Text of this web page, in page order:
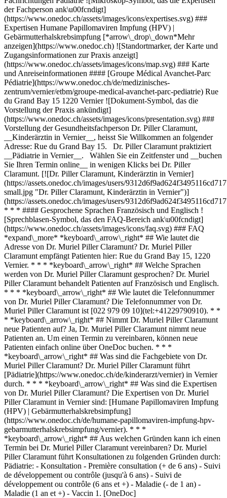
der Fachperson ank\u00fcndigt]
(https://www.onedoc.ch/assets/images/icons/expertises.svg) ###
Expertisen Humane Papillomaviren Impfung (HPV) |
Gebärmutterhalskrebsimpfung [*arrow\_drop\_down*Mehr
anzeigen](https://www.onedoc.ch) ![Standortmarker, der Karte und
Zugangsinformationen zur Praxis anzeigt]
(https://www.onedoc.ch/assets/images/icons/map.svg) ### Karte
und Anreiseinformationen #### [Groupe Médical Avanchet-Parc
Pédiatrie](https://www.onedoc.ch/de/medizinisches-
zentrum/vernier/etbm/groupe-medical-avanchet-parc-pediatrie) Rue
du Grand Bay 15 1220 Vernier ![Dokument-Symbol, das die
Vorstellung der Praxis ankündigt]
(https://www.onedoc.ch/assets/images/icons/presentation.svg) ###
Vorstellung der Gesundheitsfachperson Dr. Piller Claramunt,
__Kinderärztin in Vernier__, heisst Sie Willkommen an folgender
Adresse: Rue du Grand Bay 15. Dr. Piller Claramunt praktiziert
__Pädiatrie in Vernier__. Wählen Sie ein Zeitfenster und __buchen
Sie Ihren Termin online__ in wenigen Klicks bei Dr. Piller
Claramunt. [![Dr. Piller Claramunt, Kinderärztin in Vernier]
(https://assets.onedoc.ch/images/users/
small.jpg "Dr. Piller Claramunt, Kinderärztin in Vernier")]
(https://assets.onedoc.ch/images/users/
* * * #### Gesprochene Sprachen Französisch und Englisch !
[Sprechblasen-Symbol, das den FAQ-Bereich ank\u00fcndigt]
(https://www.onedoc.ch/assets/images/icons/faq.svg) ### FAQ
*expand\_more* *keyboard\_arrow\_right* ## Wie lautet die
Adresse von Dr. Muriel Piller Claramunt? Dr. Muriel Piller
Claramunt empfängt Patienten hier: Rue du Grand Bay 15, 1220
Vernier. * * * *keyboard\_arrow\_right* ## Welche Sprachen
werden von Dr. Muriel Piller Claramunt gesprochen? Dr. Muriel
Piller Claramunt behandelt Patienten auf Französisch und Englisch.
* * * *keyboard\_arrow\_right* ## Wie lautet die Telefonnummer
von Dr. Muriel Piller Claramunt? Die Telefonnummer von Dr.
Muriel Piller Claramunt ist [022 979 09 10](tel:+41229790910). * *
* *keyboard\_arrow\_right* ## Nimmt Dr. Muriel Piller Claramunt
neue Patienten auf? Ja, Dr. Muriel Piller Claramunt nimmt neue
Patienten an. Um einen Termin zu vereinbaren, können neue
Patienten einfach online über OneDoc buchen. * * *
*keyboard\_arrow\_right* ## Was sind die Fachgebiete von Dr.
Muriel Piller Claramunt? Dr. Muriel Piller Claramunt führt
[Pädiatrie](https://www.onedoc.ch/de/kinderarzt/vernier) in Vernier
durch. * * * *keyboard\_arrow\_right* ## Was sind die Expertisen
von Dr. Muriel Piller Claramunt? Die Expertisen von Dr. Muriel
Piller Claramunt in Vernier sind: [Humane Papillomaviren Impfung
(HPV) | Gebärmutterhalskrebsimpfung]
(https://www.onedoc.ch/de/humane-papillomaviren-impfung-hpv-
gebarmutterhalskrebsimpfung/vernier). * * *
*keyboard\_arrow\_right* ## Aus welchen Gründen kann ich einen
Termin bei Dr. Muriel Piller Claramunt vereinbaren? Dr. Muriel
Piller Claramunt führt Konsultationen zu folgenden Gründen durch:
Pädiatrie: - Konsultation - Première consultation (+ de 6 ans) - Suivi
de développement ou contrôle (jusqu'à 6 ans) - Suivi de
développement ou contrôle (6 ans et +) - Maladie (- de 1 an) -
Maladie (1 an et +) - Vaccin 1. [OneDoc](https://www.onedoc.ch/de/)/ 2. [Kinderarzt](https://www.onedoc.ch/de/kinderarzt)/ 3. [Kanton Genf](https://www.onedoc.ch/de/kinderarzt/kanton-genf)/ 4. [Vernier](https://www.onedoc.ch/de/kinderarzt/vernier)/ 5. Dr. Muriel Piller Claramunt ### Termin buchen bei Dr. Muriel Piller Claramunt Füllen Sie die folgenden Felder aus 1 Ihr Patient:innenstatus Ich bin Neupatient:in bei Dr. Piller Claramunt Ich bin bereits als Patient:in erfasst bei Dr. Piller Claramunt * * * *touch\_app* Wählen Sie einen Termin *chevron\_left* Do. 06 Aug. *chevron\_right* Mehr Termine anzeigen Zeitfenster Termin buchen ### Laden Sie die OneDoc-App herunter Buchen Sie online einen Termin bei einem Arzt, Zahnarzt oder Therapeuten in Ihrer Nähe in der Schweiz. Mit der OneDoc-App können Sie alle Ihre medizinischen Termine von Ihrem Handy aus verwalten, jederzeit und überall. ![QR-Code, der zum Apple App Store oder Google Play leitet, um die OneDoc Patienten-App zu laden](https://www.onedoc.ch/assets/images/download-app-qr.jpeg) Scannen Sie den QR-Code, um die App herunterzuladen [![Laden Sie unsere App im App Store herunter!](https://www.onedoc.ch/assets/images/app-store-badge-de.svg)](https://apps.apple.com/ch/app/onedoc/id1592376413?l=fr)[![Laden Sie unsere App im Google Play Store herunter!](https://www.onedoc.ch/assets/images/google-play-badge-de.png)](https://play.google.com/store/apps/details?id=ch.onedoc.patient&hl=fr-CH) *keyboard\_arrow\_right* ## Verwandte Fachgebiete [Kinderarzt in Genf](https://www.onedoc.ch/de/kinderarzt/genf)[Kinderarzt in Carouge](https://www.onedoc.ch/de/kinderarzt/carouge)[Kinderarzt in Nyon](https://www.onedoc.ch/de/kinderarzt/nyon)[Kinderarzt in Gland](https://www.onedoc.ch/de/kinderarzt/gland)[Kinderarzt in Meyrin](https://www.onedoc.ch/de/kinderarzt/meyrin)[Kinderarzt in Lancy](https://www.onedoc.ch/de/kinderarzt/lancy)[Kinderarzt in Morges](https://www.onedoc.ch/de/kinderarzt/morges)[Kinderarzt in Onex](https://www.onedoc.ch/de/kinderarzt/onex)[Kinderarzt in Chêne-Bourg](https://www.onedoc.ch/de/kinderarzt/chene-bourg)[Kinderarzt in Versoix](https://www.onedoc.ch/de/kinderarzt/versoix)[Kinderarzt in Cologny](https://www.onedoc.ch/de/kinderarzt/cologny)[Kinderarzt in Chêne-Bougeries](https://www.onedoc.ch/de/kinderarzt/chene-bougeries)[Kinderarzt in Petit-Lancy](https://www.onedoc.ch/de/kinderarzt/petit-lancy)[Kinderarzt in Chavannes-près-Renens](https://www.onedoc.ch/de/kinderarzt/chavannes-pres-renens)[Kinderarzt in Plan-les-Ouates](https://www.onedoc.ch/de/kinderarzt/plan-les-ouates)[Kinderarzt in Meinier](https://www.onedoc.ch/de/kinderarzt/meinier)[Kinderarzt in Le Grand-Saconnex](https://www.onedoc.ch/de/kinderarzt/le-grand-saconnex)[Kinderarzt in Rolle](https://www.onedoc.ch/de/kinderarzt/rolle)[Kinderarzt in Cointrin](https://www.onedoc.ch/de/kinderarzt/cointrin)[Kinderarzt in Thônex](https://www.onedoc.ch/de/kinderarzt/thonex)[Kinderarzt in Vernier](https://www.onedoc.ch/de/kinderarzt/vernier) *keyboard\_arrow\_right* ## Verwandte Expertisen [Humane Papillomaviren Impfung (HPV) | Gebärmutterhalskrebsimpfung in Genf](https://www.onedoc.ch/de/humane-papillomaviren-impfung-hpv-gebarmutterhalskrebsimpfung/genf)[Humane Papillomaviren Impfung (HPV) | Gebärmutterhalskrebsimpfung in Carouge](https://www.onedoc.ch/de/humane-papillomaviren-impfung-hpv-gebarmutterhalskrebsimpfung/carouge)[Humane Papillomaviren Impfung (HPV) | Gebärmutterhalskrebsimpfung in Vernier](https://www.onedoc.ch/de/humane-papillomaviren-impfung-hpv-gebarmutterhalskrebsimpfung/vernier)[Humane Papillomaviren Impfung (HPV) | Gebärmutterhalskrebsimpfung in Chêne-Bourg](https://www.onedoc.ch/de/humane-papillomaviren-impfung-hpv-gebarmutterhalskrebsimpfung/chene-bourg)[Humane Papillomaviren Impfung (HPV) | Gebärmutterhalskrebsimpfung in Onex](https://www.onedoc.ch/de/humane-papillomaviren-impfung-hpv-gebarmutterhalskrebsimpfung/onex)[Humane Papillomaviren Impfung (HPV) | Gebärmutterhalskrebsimpfung in Gland](https://www.onedoc.ch/de/humane-papillomaviren-impfung-hpv-gebarmutterhalskrebsimpfung/gland)[Humane Papillomaviren Impfung (HPV) | Gebärmutterhalskrebsimpfung in Petit-Lancy](https://www.onedoc.ch/de/humane-papillomaviren-impfung-hpv-gebarmutterhalskrebsimpfung/petit-lancy)[Humane Papillomaviren Impfung (HPV) | Gebärmutterhalskrebsimpfung in Thônex](https://www.onedoc.ch/de/humane-papillomaviren-impfung-hpv-gebarmutterhalskrebsimpfung/thonex)[Humane Papillomaviren Impfung (HPV) | Gebärmutterhalskrebsimpfung in Versoix](https://www.onedoc.ch/de/humane-papillomaviren-impfung-hpv-gebarmutterhalskrebsimpfung/versoix)[Humane Papillomaviren Impfung (HPV) | Gebärmutterhalskrebsimpfung in Vessy](https://www.onedoc.ch/de/humane-papillomaviren-impfung-hpv-gebarmutterhalskrebsimpfung/vessy)[Humane Papillomaviren Impfung (HPV) | Gebärmutterhalskrebsimpfung in Bernex](https://www.onedoc.ch/de/humane-papillomaviren-impfung-hpv-gebarmutterhalskrebsimpfung/bernex)[Humane Papillomaviren Impfung (HPV) | Gebärmutterhalskrebsimpfung in Rolle](https://www.onedoc.ch/de/humane-papillomaviren-impfung-hpv-gebarmutterhalskrebsimpfung/rolle)[Humane Papillomaviren Impfung (HPV) | Gebärmutterhalskrebsimpfung in Châtelaine](https://www.onedoc.ch/de/humane-papillomaviren-impfung-hpv-gebarmutterhalskrebsimpfung/chatelaine)[Humane Papillomaviren Impfung (HPV) | Gebärmutterhalskrebsimpfung in Chêne-Bougeries](https://www.onedoc.ch/de/humane-papillomaviren-impfung-hpv-gebarmutterhalskrebsimpfung/chene-bougeries)[Humane Papillomaviren Impfung (HPV) | Gebärmutterhalskrebsimpfung in Collonge-Bellerive](https://www.onedoc.ch/de/humane-papillomaviren-impfung-hpv-gebarmutterhalskrebsimpfung/collonge-bellerive)[Humane Papillomaviren Impfung (HPV) | Gebärmutterhalskrebsimpfung in Cologny](https://www.onedoc.ch/de/humane-papillomaviren-impfung-hpv-gebarmutterhalskrebsimpfung/cologny)[Humane Papillomaviren Impfung (HPV) | Gebärmutterhalskrebsimpfung in Lancy](https://www.onedoc.ch/de/humane-papillomaviren-impfung-hpv-gebarmutterhalskrebsimpfung/lancy)[Humane Papillomaviren Impfung (HPV) | Gebärmutterhalskrebsimpfung in Plan-les-Ouates](https://www.onedoc.ch/de/humane-papillomaviren-impfung-hpv-gebarmutterhalskrebsimpfung/plan-les-ouates) *keyboard\_arrow\_right* ## Beliebte Suchbegriffe [Physiotherapeut in Genf](https://www.onedoc.ch/de/physiotherapeut/genf)[Psychologe in Genf](https://www.onedoc.ch/de/psychologe/genf)[Hausarzt (Allgemeinmedizin) in Genf](https://www.onedoc.ch/de/hausarzt-allgemeinmedizin/genf)[Manuelle Lymphdrainage Therapeut in Genf](https://www.onedoc.ch/de/manuelle-lymphdrainage-therapeut/genf)[Masseur (klassische Massage) in Genf](https://www.onedoc.ch/de/masseur-klassische-massage/genf)[Facharzt für Allgemeine Innere Medizin in Genf](https://www.onedoc.ch/de/facharzt-fur-allgemeine-innere-medizin/genf)[Reflexologietherapeut in Genf](https://www.onedoc.ch/de/reflexologietherapeut/genf)[Zahnarzt in Genf](https://www.onedoc.ch/de/zahnarzt/genf)[Akupunkteur in Genf](https://www.onedoc.ch/de/akupunkteur/genf)[Spezialist für Traditionelle Chinesische Medizin (TCM) in Genf](https://www.onedoc.ch/de/spezialist-fur-traditionelle-chinesische-medizin-tcm/genf)[Sportphysiotherapeut in Genf](https://www.onedoc.ch/de/sportphysiotherapeut/genf)[Psychotherapeut in Genf](https://www.onedoc.ch/de/psychotherapeut/genf)[Masseur (therapeutische Massage) in Genf](https://www.onedoc.ch/de/masseur-therapeutische-massage/genf)[Gynäkologe (Frauenarzt und Geburtshelfer) in Genf](https://www.onedoc.ch/de/gynakologe-frauenarzt-und-geburtshelfer/genf)[Osteopath in Genf](https://www.onedoc.ch/de/osteopath/genf)[WAM Ernährungstherapeut in Genf](https://www.onedoc.ch/de/wam-ernahrungstherapeut/genf)[Augenarzt in Genf](https://www.onedoc.ch/de/augenarzt/genf)[Kinderarzt in Genf](https://www.onedoc.ch/de/kinderarzt/genf)[Ernährungsberater in Genf](https://www.onedoc.ch/de/ernahrungsberater/genf)[Hypnotherapeut (Hypnose) in Genf](https://www.onedoc.ch/de/hypnotherapeut-hypnose/genf)[Spezialist für ästhetische Medizin in Genf](https://www.onedoc.ch/de/spezialist-fur-asthetische-medizin/genf) *keyboard\_arrow\_right* ## Finden Sie einen Arzt oder Therapeuten [Ärzte- und Therapeutenverzeichnis](https://www.onedoc.ch/de/verzeichnis) [A](https://www.onedoc.ch/de/verzeichnis/A) [B](https://www.onedoc.ch/de/verzeichnis/B) [C](https://www.onedoc.ch/de/verzeichnis/C) [D](https://www.onedoc.ch/de/verzeichnis/D) [E](https://www.onedoc.ch/de/verzeichnis/E) [F](https://www.onedoc.ch/de/verzeichnis/F) [G](https://www.onedoc.ch/de/verzeichnis/G) [H](https://www.onedoc.ch/de/verzeichnis/H) [I](https://www.onedoc.ch/de/verzeichnis/I) [J](https://www.onedoc.ch/de/verzeichnis/J) [K](https://www.onedoc.ch/de/verzeichnis/K) [L](https://www.onedoc.ch/de/verzeichnis/L) [M](https://www.onedoc.ch/de/verzeichnis/M) [N](https://www.onedoc.ch/de/verzeichnis/N) [O](https://www.onedoc.ch/de/verzeichnis/O) [P](https://www.onedoc.ch/de/verzeichnis/P) [Q](https://www.onedoc.ch/de/verzeichnis/Q) [R](https://www.onedoc.ch/de/verzeichnis/R) [S](https://www.onedoc.ch/de/verzeichnis/S) [T](https://www.onedoc.ch/de/verzeichnis/T) [U](https://www.onedoc.ch/de/verzeichnis/U) [V](https://www.onedoc.ch/de/verzeichnis/V) [W](https://www.onedoc.ch/de/verzeichnis/W) [X](https://www.onedoc.ch/de/verzeichnis/X) [Y](https://www.onedoc.ch/de/verzeichnis/Y) [Z](https://www.onedoc.ch/de/verzeichnis/Z) ## OneDoc [Ich bin Gesundheitsfachperson](https://info.onedoc.ch/de/) [Über uns](https://info.onedoc.ch/de/unsere-mission/) [Presse](https://info.onedoc.ch/de/media/) [Karriere](https://career.onedoc.ch/de) [Datenschutzzentrum](https://privacy.onedoc.ch/de/) [Verwaltung der Cookies](javascript:Didomi.preferences.show%28%29) [Hilfezentrum](https://help.onedoc.ch/de/) ## Sprachen [Deutsch](https://www.onedoc.ch/de/kinderarztin/vernier/p7x2/dr-muriel-piller-claramunt) [Français](https://www.onedoc.ch/fr/pediatre/vernier/p7x2/dr-muriel-piller-claramunt) [Italiano]